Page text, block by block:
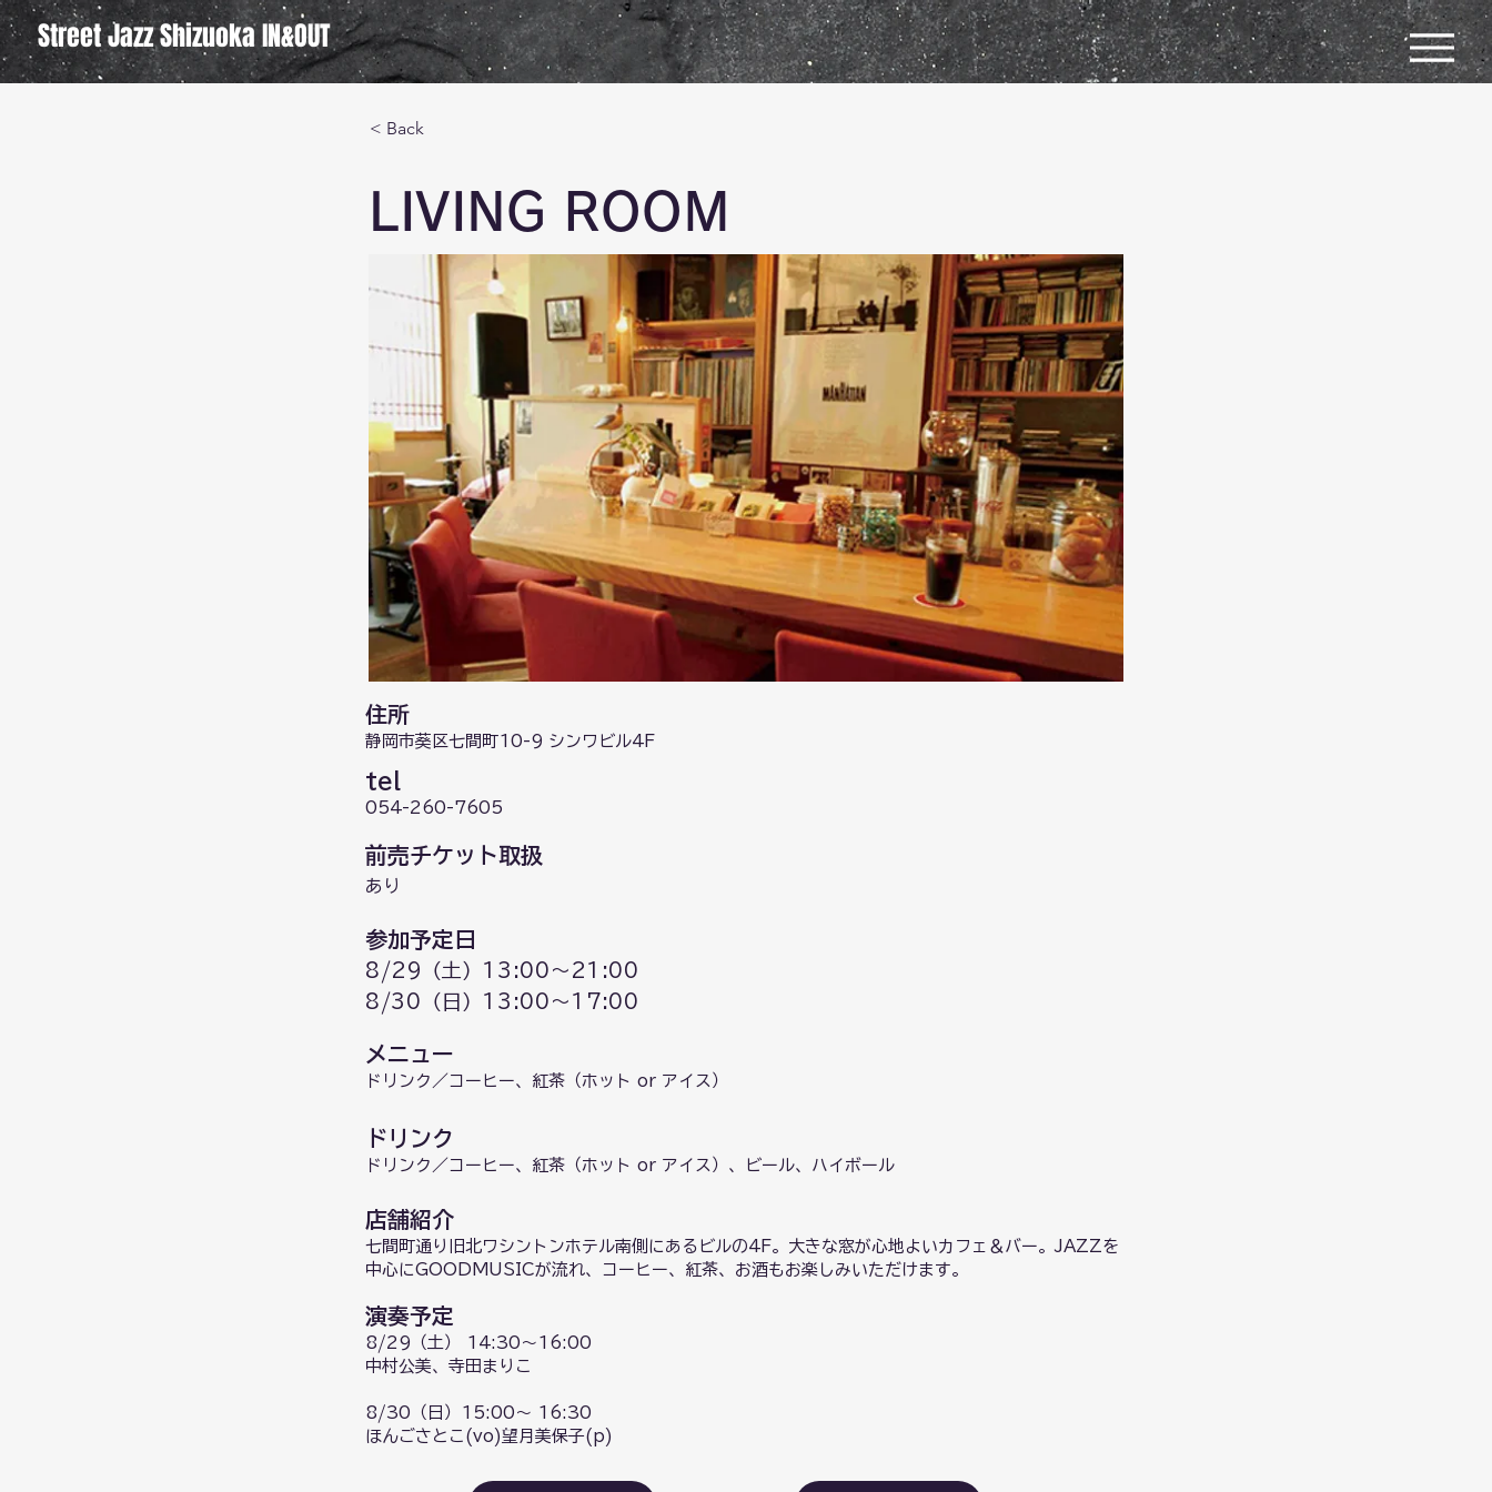
Street Jazz Shizuoka IN&OUT
< Back
LIVING ROOM
住所
静岡市葵区七間町10-9 シンワビル4F
tel
054-260-7605
前売チケット取扱
あり
参加予定日
8/29（土）13:00〜21:00
8/30（日）13:00〜17:00
​メニュー
ドリンク／コーヒー、紅茶（ホット or アイス）
ドリンク
ドリンク／コーヒー、紅茶（ホット or アイス）、ビール、ハイボール
店舗紹介
七間町通り旧北ワシントンホテル南側にあるビルの4F。大きな窓が心地よいカフェ＆バー。JAZZを
中心にGOODMUSICが流れ、コーヒー、紅茶、お酒もお楽しみいただけます。
演奏予定
8/29（土） 14:30〜16:00
中村公美、寺田まりこ
8/30（日）15:00〜 16:30
ほんごさとこ(vo)望月美保子(p)